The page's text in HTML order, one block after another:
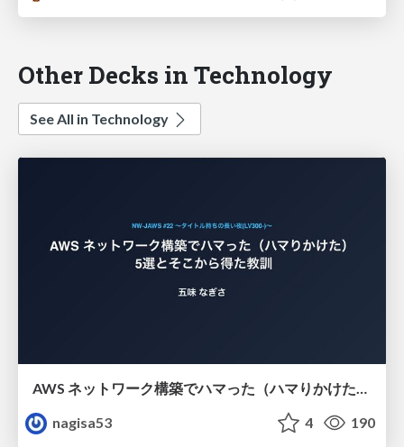
Other Decks in Technology
See All in Technology
nagisa53
4 190